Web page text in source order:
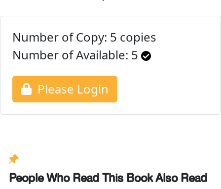
Number of Copy: 5 copies
Number of Available: 5
Please Login
People Who Read This Book Also Read